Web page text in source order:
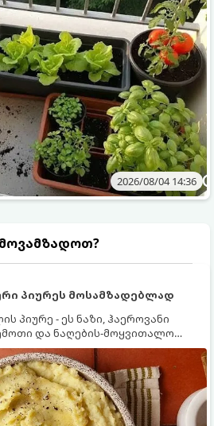
2026/08/04 14:36
პიურეს მოსამზადებლად
პიურე - ეს ნაზი, ჰაეროვანი
და ნაღების-მოყვითალო
ძალიან მარტივია, მაგრამ
რომლებიც უნდა
გემრიელი გამოვიდეს.